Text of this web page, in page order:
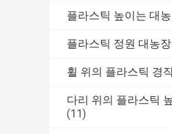
플라스틱 높이는 대
플라스틱 정원 대농
휠 위의 플라스틱 경
다리 위의 플라스틱
(11)